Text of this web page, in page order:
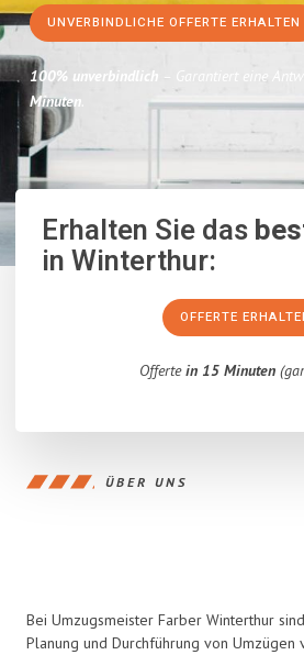
UNVERBINDLICHE OFFERTE ERHALTEN
100% unverbindlich – Garantiert eine
Minuten.
Erhalten Sie das
in Winterthur:
OFFERTE
Offertein 15 Minuten
ÜBER UNS
Bei Umzugsmeister Farber Winterthur
Planung und Durchführung von Umzügen